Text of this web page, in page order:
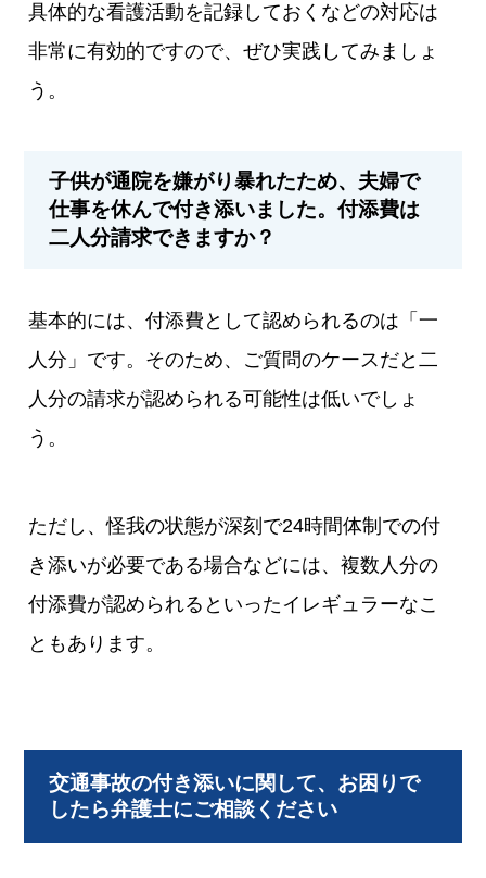
具体的な看護活動を記録しておくなどの対応は
非常に有効的ですので、ぜひ実践してみましょ
う。
子供が通院を嫌がり暴れたため、夫婦で
仕事を休んで付き添いました。付添費は
二人分請求できますか？
基本的には、付添費として認められるのは「一
人分」です。そのため、ご質問のケースだと二
人分の請求が認められる可能性は低いでしょ
う。
ただし、怪我の状態が深刻で24時間体制での付
き添いが必要である場合などには、複数人分の
付添費が認められるといったイレギュラーなこ
ともあります。
交通事故の付き添いに関して、お困りで
したら弁護士にご相談ください